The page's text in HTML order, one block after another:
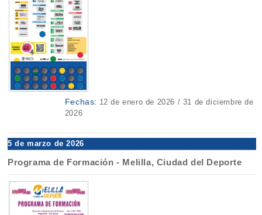
Fechas: 12 de enero de 2026 / 31 de diciembre de
2026
5 de marzo de 2026
Programa de Formación - Melilla, Ciudad del Deporte